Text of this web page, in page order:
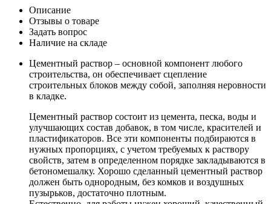
Описание
Отзывы о товаре
Задать вопрос
Наличие на складе
Цементный раствор – основной компонент любого
строительства, он обеспечивает сцепление
строительных блоков между собой, заполняя неровности
в кладке.
Цементный раствор состоит из цемента, песка, воды и
улучшающих состав добавок, в том числе, красителей и
пластификаторов. Все эти компоненты подбираются в
нужных пропорциях, с учетом требуемых к раствору
свойств, затем в определенном порядке закладываются в
бетономешалку. Хорошо сделанный цементный раствор
должен быть однородным, без комков и воздушных
пузырьков, достаточно плотным.